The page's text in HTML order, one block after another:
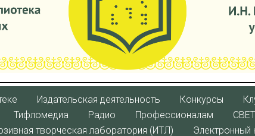
Издательская деятельность Конкурсы
Тифломедиа Радио Профессионалам
творческая лаборатория (ИТЛ)
Электронный